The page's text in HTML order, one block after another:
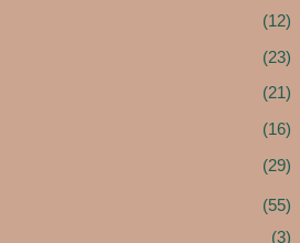
(12)
(23)
(21)
(16)
(29)
(55)
(3)